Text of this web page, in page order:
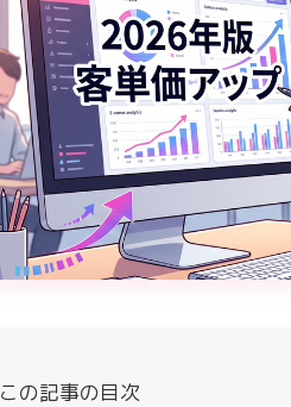
この記事の目次